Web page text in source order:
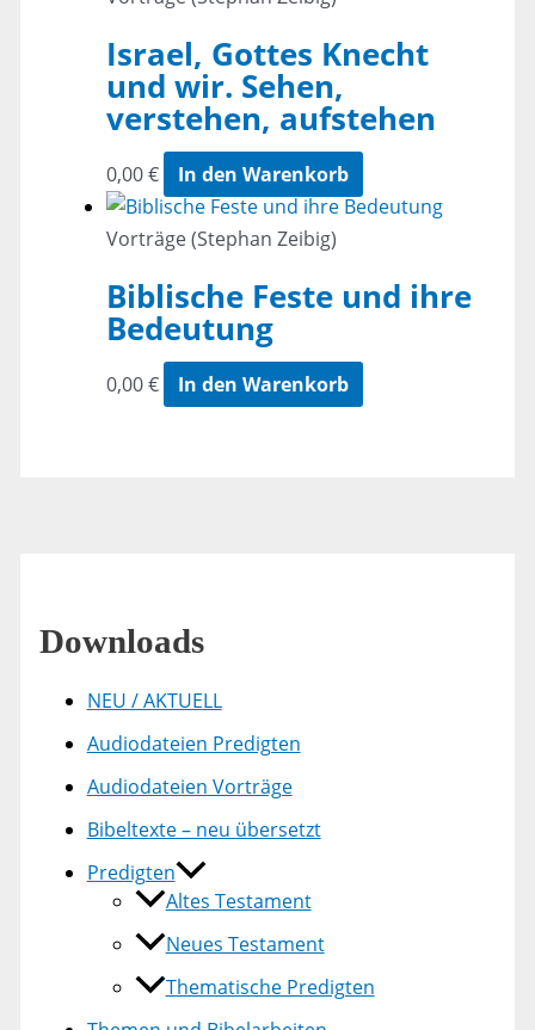
Israel, Gottes Knecht
und wir. Sehen,
verstehen, aufstehen
0,00€ In den Warenkorb
Vorträge (Stephan Zeibig)
Biblische Feste und ihre
Bedeutung
0,00€ In den Warenkorb
Downloads
NEU / AKTUELL
Audiodateien Predigten
Audiodateien Vorträge
Bibeltexte – neu übersetzt
Predigten
Altes Testament
Neues Testament
Thematische Predigten